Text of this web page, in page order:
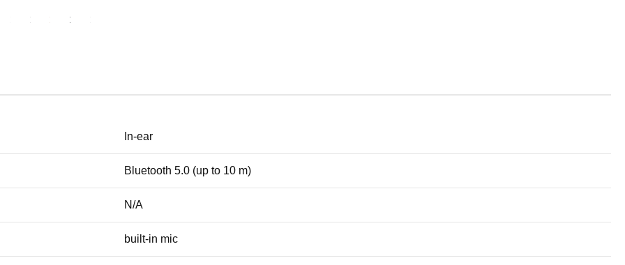
In-ear
Bluetooth 5.0 (up to 10 m)
N/A
built-in mic